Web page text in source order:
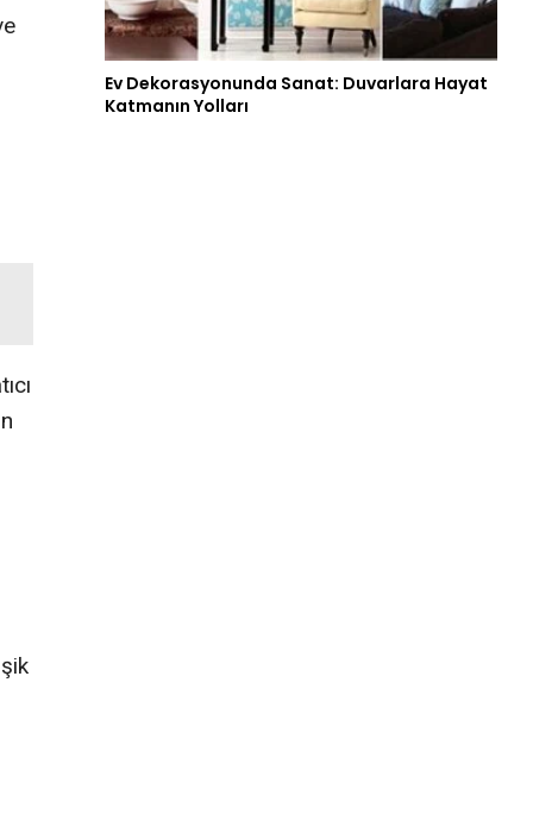
Ev Dekorasyonunda Sanat: Duvarlara Hayat
Katmanın Yolları